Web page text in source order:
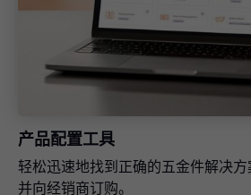
产品配置工具
轻松迅速地找到正确的五金件解决
并向经销商订购。